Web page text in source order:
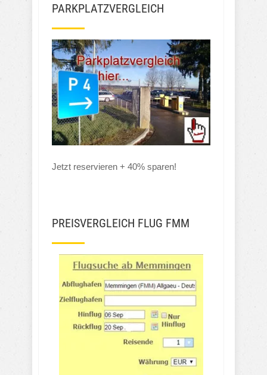
PARKPLATZVERGLEICH
Jetzt reservieren + 40% sparen!
PREISVERGLEICH FLUG FMM